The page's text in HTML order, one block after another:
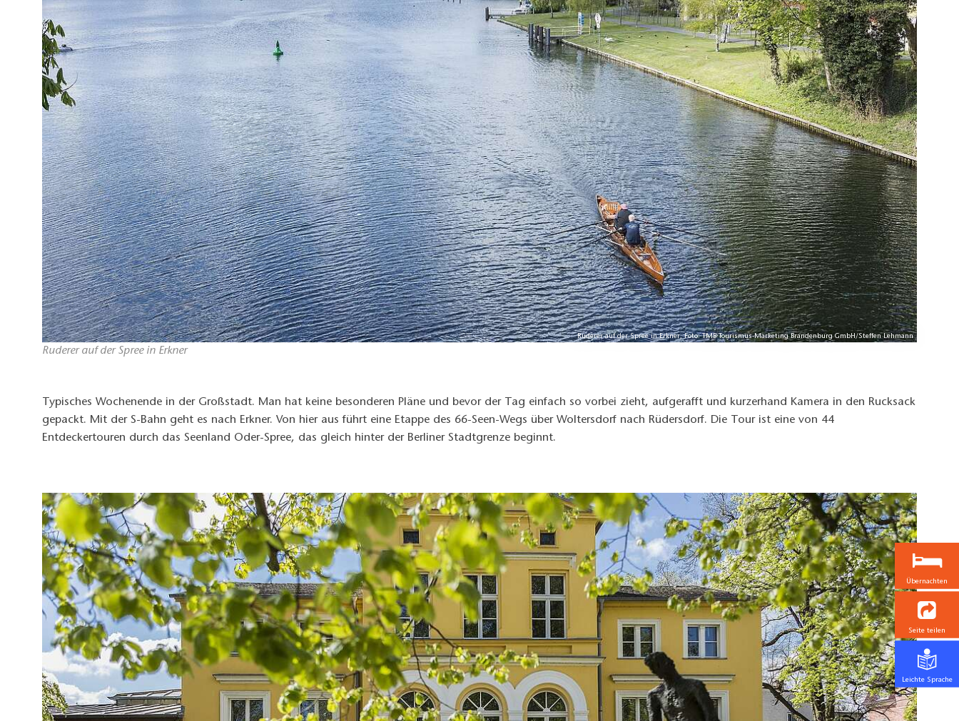
Ruderer auf der Spree in Erkner, Foto: TMB Tourismus-Marketing Brandenburg GmbH/Steffen Lehmann
Ruderer auf der Spree in Erkner
Typisches Wochenende in der Großstadt. Man hat keine besonderen Pläne und bevor der Tag einfach so vorbei zieht, aufgerafft und kurzerhand Kamera in den Rucksack
gepackt. Mit der S-Bahn geht es nach Erkner. Von hier aus führt eine Etappe des 66-Seen-Wegs über Woltersdorf nach Rüdersdorf. Die Tour ist eine von 44
Entdeckertouren durch das Seenland Oder-Spree, das gleich hinter der Berliner Stadtgrenze beginnt.
Übernachten
Seite teilen
Leichte Sprache